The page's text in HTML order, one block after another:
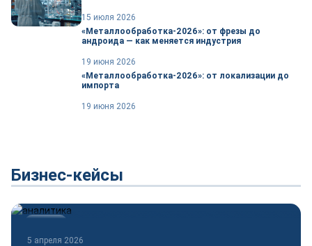
15 июля 2026
«Металлообработка-2026»: от фрезы до
андроида — как меняется индустрия
19 июня 2026
«Металлообработка-2026»: от локализации до
импорта
19 июня 2026
Бизнес-кейсы
5 апреля 2026